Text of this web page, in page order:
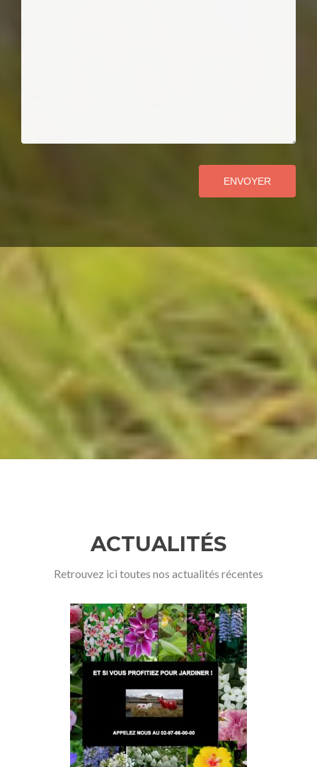
ENVOYER
ACTUALITÉS
Retrouvez ici toutes nos actualités récentes